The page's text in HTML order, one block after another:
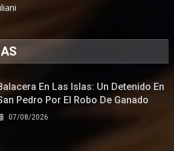
En Las Islas: Un Detenido En
Pedro Por El Robo De Ganado
07/08/2026